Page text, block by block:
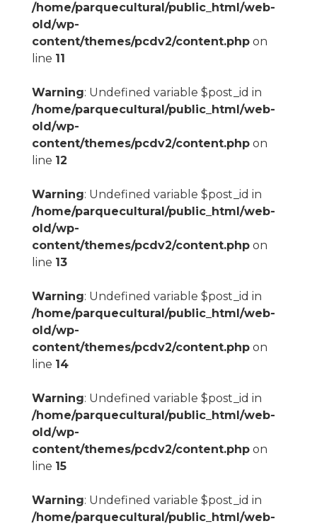
/home/parquecultural/public_html/web-
old/wp-
content/themes/pcdv2/content.phpon
line 11
Warning: Undefined variable $post_id in
/home/parquecultural/public_html/web-
old/wp-
content/themes/pcdv2/content.phpon
line 12
Warning: Undefined variable $post_id in
/home/parquecultural/public_html/web-
old/wp-
content/themes/pcdv2/content.phpon
line 13
Warning: Undefined variable $post_id in
/home/parquecultural/public_html/web-
old/wp-
content/themes/pcdv2/content.phpon
line 14
Warning: Undefined variable $post_id in
/home/parquecultural/public_html/web-
old/wp-
content/themes/pcdv2/content.phpon
line 15
Warning: Undefined variable $post_id in
/home/parquecultural/public_html/web-